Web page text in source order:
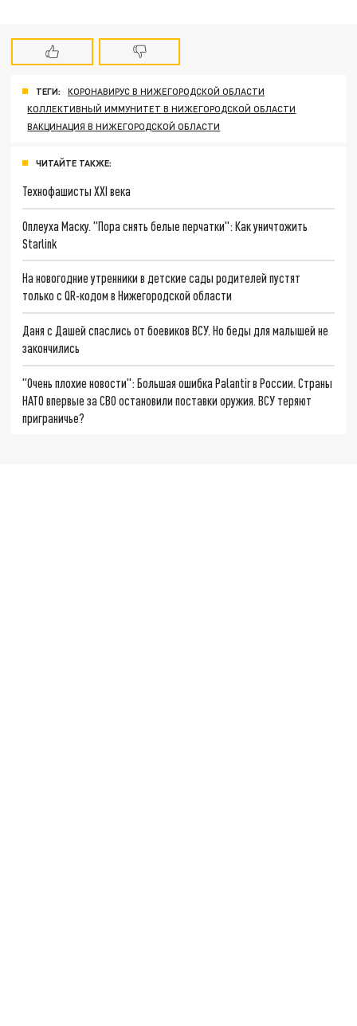
ТЕГИ:
КОРОНАВИРУС В НИЖЕГОРОДСКОЙ ОБЛАСТИ
КОЛЛЕКТИВНЫЙ ИММУНИТЕТ В НИЖЕГОРОДСКОЙ ОБЛАСТИ
ВАКЦИНАЦИЯ В НИЖЕГОРОДСКОЙ ОБЛАСТИ
ЧИТАЙТЕ ТАКЖЕ:
Технофашисты XXI века
Оплеуха Маску. "Пора снять белые перчатки": Как уничтожить
Starlink
На новогодние утренники в детские сады родителей пустят
только с QR-кодом в Нижегородской области
Даня с Дашей спаслись от боевиков ВСУ. Но беды для малышей не
закончились
"Очень плохие новости": Большая ошибка Palantir в России. Страны
НАТО впервые за СВО остановили поставки оружия. ВСУ теряют
приграничье?